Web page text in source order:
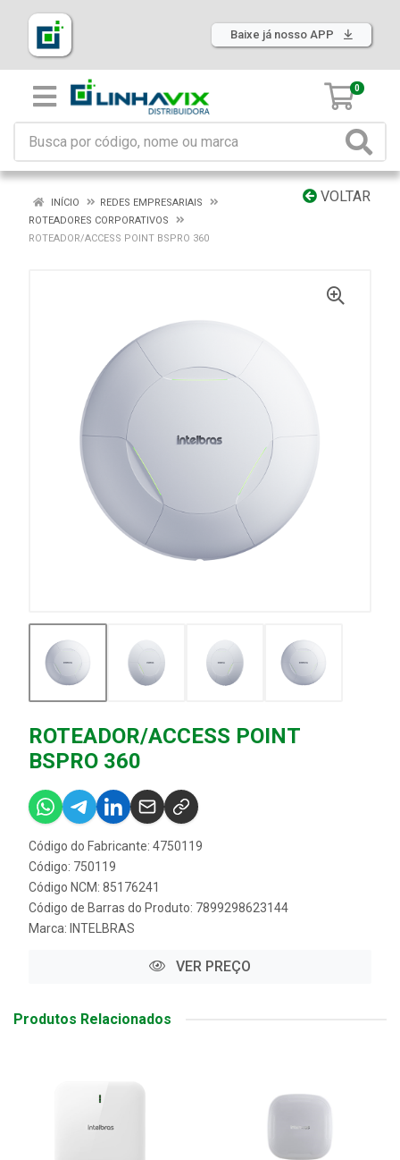
Baixe já nosso APP
0
VOLTAR
INÍCIO
REDES EMPRESARIAIS
ROTEADORES CORPORATIVOS
ROTEADOR/ACCESS POINT BSPRO 360
ROTEADOR/ACCESS POINT
BSPRO 360
Código do Fabricante: 4750119
Código: 750119
Código NCM: 85176241
Código de Barras do Produto: 7899298623144
Marca: INTELBRAS
VER PREÇO
Produtos Relacionados